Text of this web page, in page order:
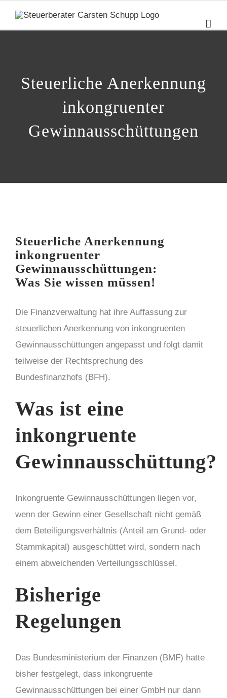
Steuerliche Anerkennung
inkongruenter
Gewinnausschüttungen
Steuerliche Anerkennung
inkongruenter
Gewinnausschüttungen:
Was Sie wissen müssen!
Die Finanzverwaltung hat ihre Auffassung zur
steuerlichen Anerkennung von inkongruenten
Gewinnausschüttungen angepasst und folgt damit
teilweise der Rechtsprechung des
Bundesfinanzhofs (BFH).
Was ist eine
inkongruente
Gewinnausschüttung?
Inkongruente Gewinnausschüttungen liegen vor,
wenn der Gewinn einer Gesellschaft nicht gemäß
dem Beteiligungsverhältnis (Anteil am Grund- oder
Stammkapital) ausgeschüttet wird, sondern nach
einem abweichenden Verteilungsschlüssel.
Bisherige
Regelungen
Das Bundesministerium der Finanzen (BMF) hatte
bisher festgelegt, dass inkongruente
Gewinnausschüttungen bei einer GmbH nur dann